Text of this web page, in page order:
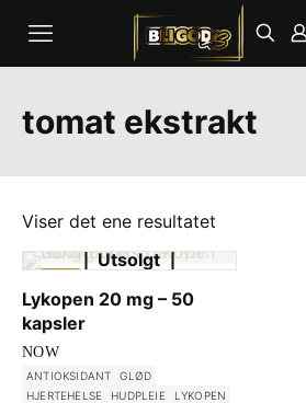
tomat ekstrakt
Viser det ene resultatet
Utsolgt
Lykopen 20 mg – 50
kapsler
NOW
ANTIOKSIDANT
GLØD
HJERTEHELSE
HUDPLEIE
LYKOPEN